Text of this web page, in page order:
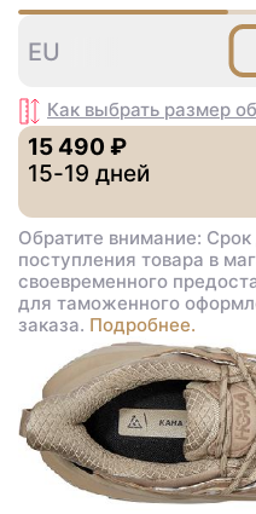
EU
Как выбрать размер
15 490 ₽
15-19 дней
Обратите внимание:
поступления товара в
своевременного
для таможенного
заказа. Подробнее.